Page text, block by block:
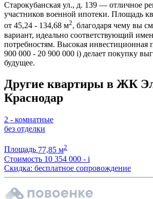
Старокубанская ул., д. 139 — отличное
участников военной ипотеки. Площадь
от 45,24 - 134,68 м2, благодаря чему вы
вариант, идеально соответствующий
потребностям. Высокая инвестиционная
900 000 - 20 900 000 i) делает покупку
будущее.
Другие квартиры в ЖК
Краснодар
2 - комнатные
без отделки
Площадь 77,85 м2
Стоимость 10 354 000 - i
Скидка: бесплатное сопровождение